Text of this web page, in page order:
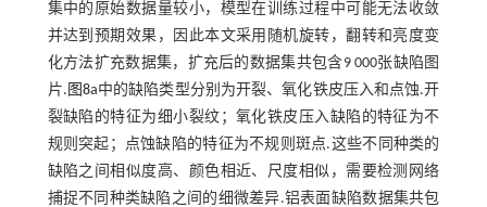
集中的原始数据量较小，模型在训练过程中可能无法收敛
并达到预期效果，因此本文采用随机旋转，翻转和亮度变
化方法扩充数据集，扩充后的数据集共包含9 000张缺陷图
片. 图8a中的缺陷类型分别为开裂、氧化铁皮压入和点蚀.开
裂缺陷的特征为细小裂纹；氧化铁皮压入缺陷的特征为不
规则突起；点蚀缺陷的特征为不规则斑点.这些不同种类的
缺陷之间相似度高、颜色相近、尺度相似，需要检测网络
捕捉不同种类缺陷之间的细微差异.铝表面缺陷数据集共包